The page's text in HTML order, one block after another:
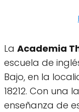
La Academia
escuela de
Bajo, en la
18212. Con una
enseñanza de